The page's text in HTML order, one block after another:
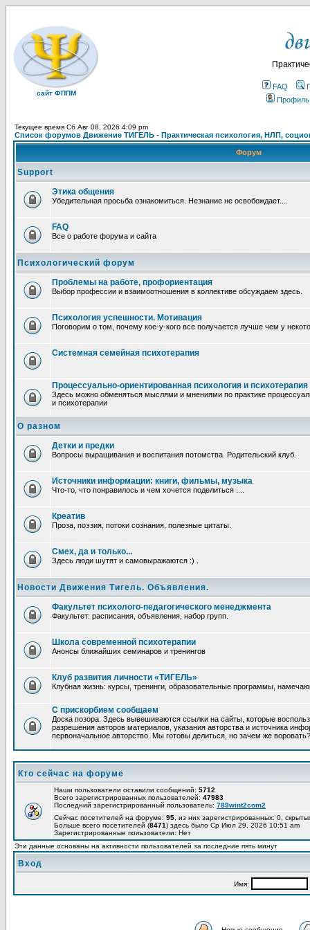
сайт ФППМ
FAQ
Профиль
Текущее время Сб Авг 08, 2026 4:09 pm
Список форумов Движение ТИГЕЛЬ - Практическая психология, НЛП,
Форум
Support
Этика общения
Убедительная просьба ознакомиться. Незнание не освобождает....
FAQ
Все о работе форума и сайта
Психологический форум
Проблемы на работе, профориентация
Выбор профессии и взаимоотношения в коллективе обсуждаем здесь.
Психология успешности. Мотивация
Поговорим о том, почему кое-у-кого все получается лучше чем у
Системная семейная психотерапия
Процессуально-ориентированная психология и психотерапия
Здесь можно обменяться мыслями и мнениями по практике
и психотерапии
О разном
Детки и предки
Вопросы выращивания и воспитания потомства. Родительский клуб.
Источники информации: книги, фильмы, музыка
Что-то, что понравилось и чем хочется поделиться ....
Креатив
Проза, поэзия, потоки сознания, полезные цитаты.
Смех, да и только...
Здесь люди шутят и самовыражаются :) .
Новости Движения Тигель. Объявления.
Факультет психолого-педагогического менеджмента
Факультет: расписания, объявления, набор групп.
Школа современной психотерапии
Анонсы ближайших семинаров и тренингов
Клуб развития личности «ТИГЕЛЬ»
Клубная жизнь: курсы, тренинги, образовательные программы,
С прискорбием сообщаем
Доска позора. Здесь вывешиваются ссылки на сайты, которые
разрешения авторов материалов, указания авторства и источника
первоначальное авторство. Мы готовы делиться, но зачем же воровать?
Кто сейчас на форуме
Наши пользователи оставили сообщений: 5712
Всего зарегистрированных пользователей: 47983
Последний зарегистрированный пользователь: 789wint2com2
Сейчас посетителей на форуме: 95 , из них зарегистрированных: 0,
Больше всего посетителей (8471) здесь было Ср Июл 29, 2026 10:51 am
Зарегистрированные пользователи: Нет
Эти данные основаны на активности пользователей за последние пять минут
Вход
Имя: